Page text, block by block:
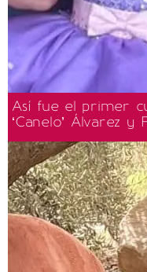
Así fue el primer
‘Canelo’ Álvarez y